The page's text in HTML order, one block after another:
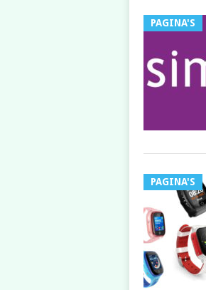
PAGINA'S
PAGINA'S